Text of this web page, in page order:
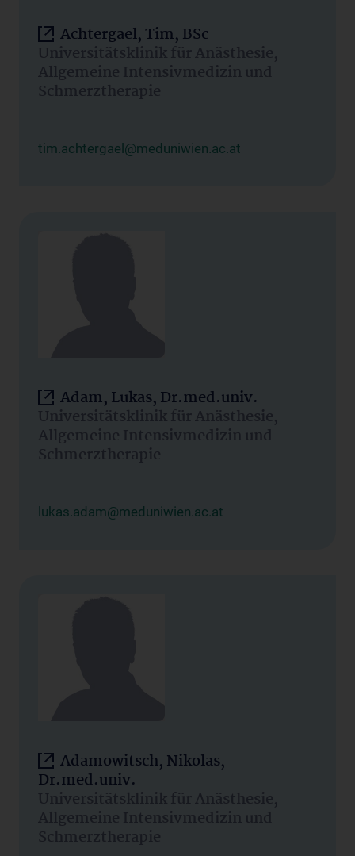
Achtergael, Tim, BSc
Universitätsklinik für Anästhesie,
Allgemeine Intensivmedizin und
Schmerztherapie
tim.achtergael@meduniwien.ac.at
Adam, Lukas, Dr.med.univ.
Universitätsklinik für Anästhesie,
Allgemeine Intensivmedizin und
Schmerztherapie
lukas.adam@meduniwien.ac.at
Adamowitsch, Nikolas,
Dr.med.univ.
Universitätsklinik für Anästhesie,
Allgemeine Intensivmedizin und
Schmerztherapie